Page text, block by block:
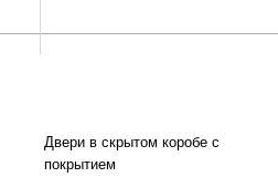
Двери в скрытом коробе с
покрытием